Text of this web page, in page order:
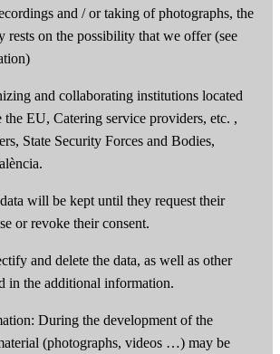
and / or taking of photographs, the
rests on the possibility that we offer (see
and collaborating institutions located
the EU, Catering service providers, etc. ,
State Security Forces and Bodies,
will be kept until they request their
or revoke their consent.
and delete the data, as well as other
in the additional information.
During the development of the
(photographs, videos …) may be